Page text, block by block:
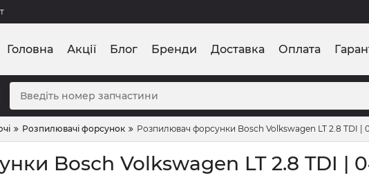
Головна Акції Блог Бренди Доставка Оплата
Розпилювачі форсунок Розпилювач форсунки Bosсh Volkswagen LT 2.8 TDI |
Bosсh Volkswagen LT 2.8 TDI |